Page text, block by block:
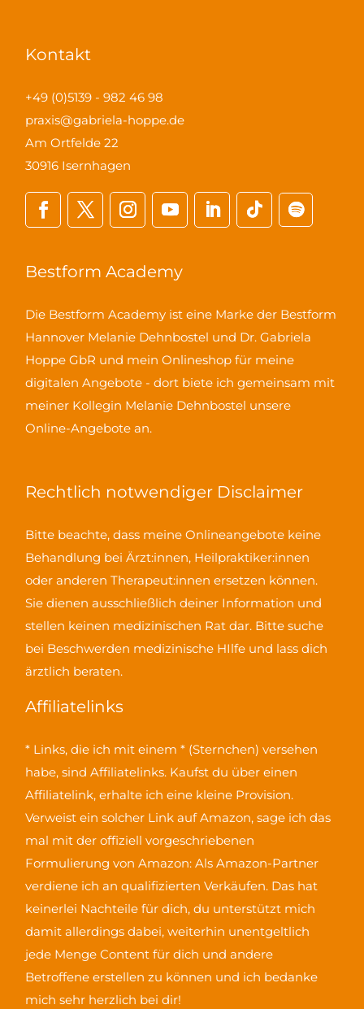
Kontakt
+49 (0)5139 - 982 46 98
praxis@gabriela-hoppe.de
Am Ortfelde 22
30916 Isernhagen
Bestform Academy
Die Bestform Academy ist eine Marke der Bestform
Hannover Melanie Dehnbostel und Dr. Gabriela
Hoppe GbR und mein Onlineshop für meine
digitalen Angebote - dort biete ich gemeinsam mit
meiner Kollegin Melanie Dehnbostel unsere
Online-Angebote an.
Rechtlich notwendiger Disclaimer
Bitte beachte, dass meine Onlineangebote keine
Behandlung bei Ärzt:innen, Heilpraktiker:innen
oder anderen Therapeut:innen ersetzen können.
Sie dienen ausschließlich deiner Information und
stellen keinen medizinischen Rat dar. Bitte suche
bei Beschwerden medizinische HIlfe und lass dich
ärztlich beraten.
Affiliatelinks
* Links, die ich mit einem * (Sternchen) versehen
habe, sind Affiliatelinks. Kaufst du über einen
Affiliatelink, erhalte ich eine kleine Provision.
Verweist ein solcher Link auf Amazon, sage ich das
mal mit der offiziell vorgeschriebenen
Formulierung von Amazon:Als Amazon-Partner
verdiene ich an qualifizierten Verkäufen. Das hat
keinerlei Nachteile für dich, du unterstützt mich
damit allerdings dabei, weiterhin unentgeltlich
jede Menge Content für dich und andere
Betroffene erstellen zu können und ich bedanke
mich sehr herzlich bei dir!